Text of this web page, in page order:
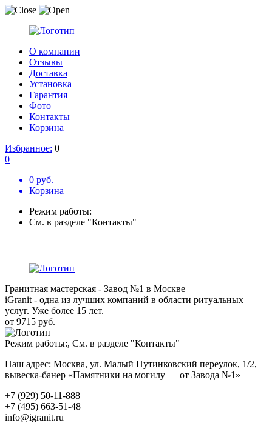
О компании
Отзывы
Доставка
Установка
Гарантия
Фото
Контакты
Корзина
Избранное: 0
0
0 руб.
Корзина
Режим работы:
См. в разделе "Контакты"
Гранитная мастерская - Завод №1 в Москве
iGranit - одна из лучших компаний в области ритуальных
услуг. Уже более 15 лет.
от 9715 руб.
Режим работы:, См. в разделе "Контакты"
Наш адрес: Москва, ул. Малый Путинковский переулок, 1/2,
вывеска-банер «Памятники на могилу — от Завода №1»
+7 (929) 50-11-888
+7 (495) 663-51-48
info@igranit.ru